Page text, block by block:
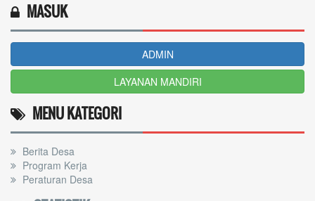
MASUK
ADMIN
LAYANAN MANDIRI
MENU KATEGORI
Berita Desa
Program Kerja
Peraturan Desa